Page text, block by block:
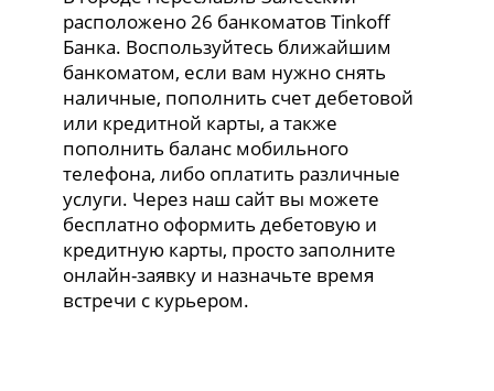
расположено 26 банкоматов Tinkoff
Банка. Воспользуйтесь ближайшим
банкоматом, если вам нужно снять
наличные, пополнить счет дебетовой
или кредитной карты, а также
пополнить баланс мобильного
телефона, либо оплатить различные
услуги. Через наш сайт вы можете
бесплатно оформить дебетовую и
кредитную карты, просто заполните
онлайн-заявку и назначьте время
встречи с курьером.